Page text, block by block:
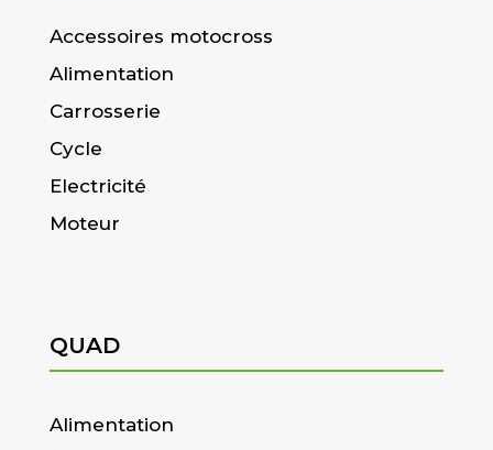
Accessoires motocross
Alimentation
Carrosserie
Cycle
Electricité
Moteur
QUAD
Alimentation